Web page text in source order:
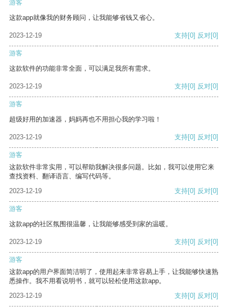
游客
这款app就像我的财务顾问，让我能够省钱又省心。
2023-12-19 支持[0] 反对[0]
游客
这款软件的功能非常全面，可以满足我所有需求。
2023-12-19 支持[0] 反对[0]
游客
超级好用的加速器，妈妈再也不用担心我的学习啦！
2023-12-19 支持[0] 反对[0]
游客
这款软件非常实用，可以帮助我解决很多问题。比如，我可以使用它来
查找资料、翻译语言、编写代码等。
2023-12-19
支持[0] 反对[0]
游客
这款app的社区氛围很温馨，让我能够感受到家的温暖。
2023-12-19 支持[0] 反对[0]
游客
这款app的用户界面简洁明了，使用起来非常容易上手，让我能够快速熟
悉操作。我不用看说明书，就可以轻松使用这款app。
2023-12-19
支持[0] 反对[0]